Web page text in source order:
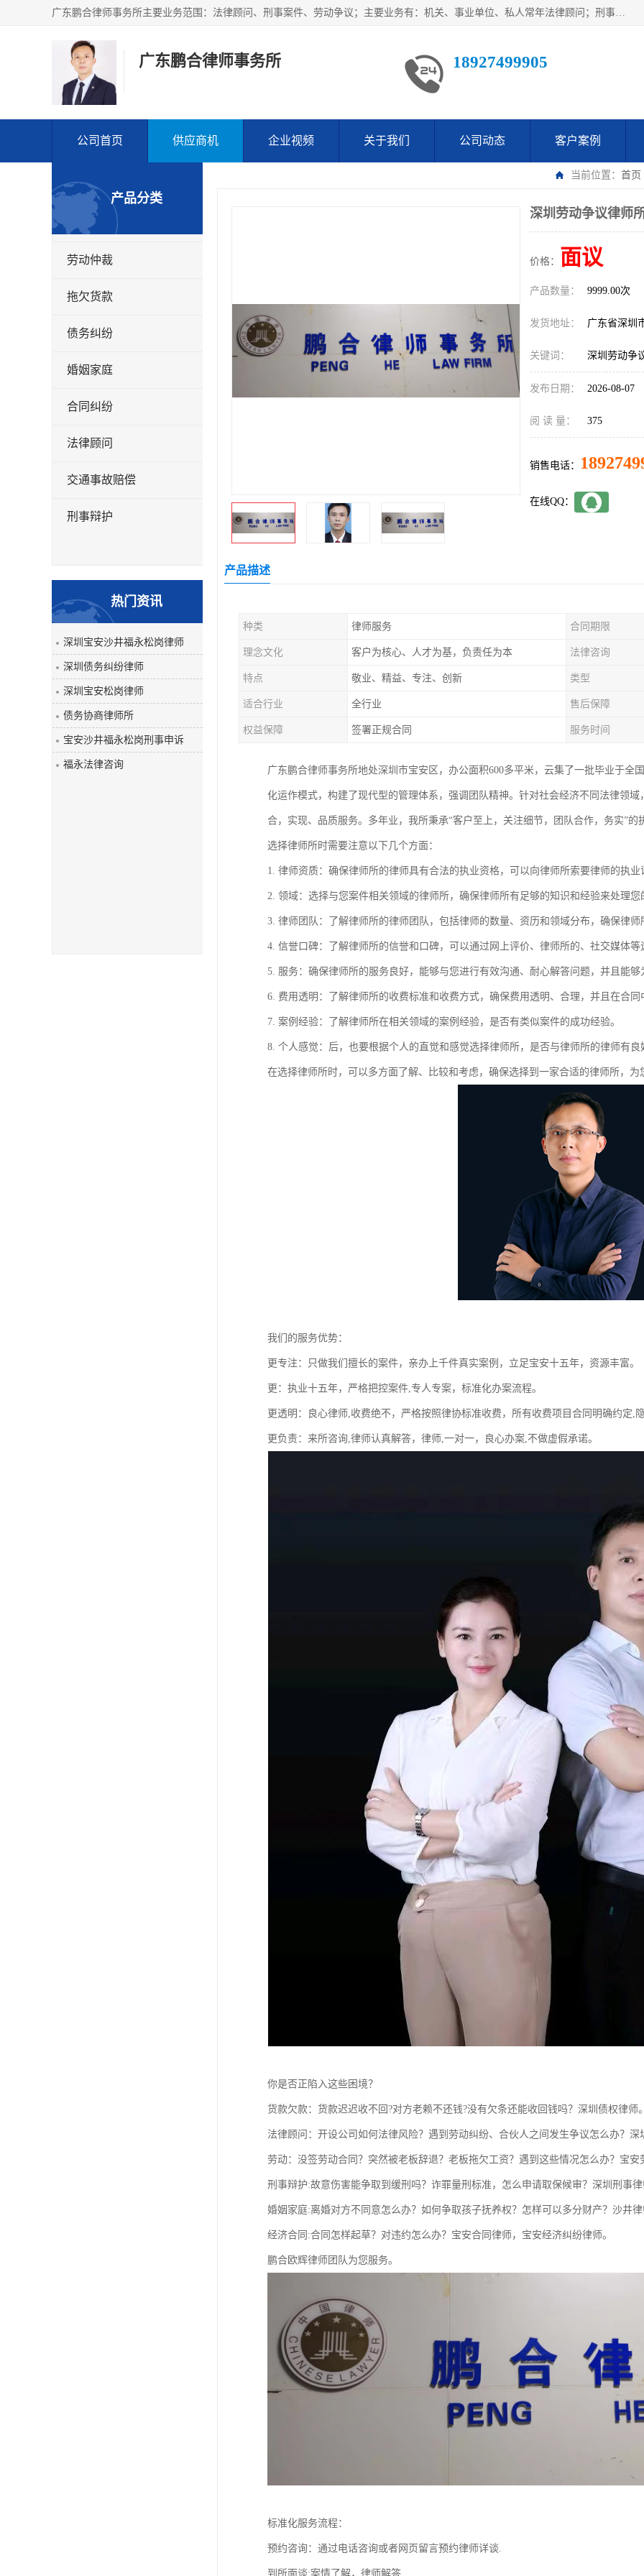
广东鹏合律师事务所主要业务范围：法律顾问、刑事案件、劳动争议；主要业务有：机关、事业单位、私人常年法律顾问；刑事案件辩护、案件代理、犯罪辩护、取保候审等法律事务；以及劳动合同、工伤、工资、辞退、开除等劳动法律事务；多年来，欧辉律师团队一直秉承“以信为本，以法为业”的执业理念，用自己的专业所长为当事人提供优质法律服务，深得当事人的一致好评及信赖。
广东鹏合律师事务所 18927499905
公司首页 供应商机 企业视频 关于我们 公司动态 客户案例
当前位置： 首页
产品分类
劳动仲裁
拖欠货款
债务纠纷
婚姻家庭
合同纠纷
法律顾问
交通事故赔偿
刑事辩护
热门资讯
深圳宝安沙井福永松岗律师
深圳债务纠纷律师
深圳宝安松岗律师
债务协商律师所
宝安沙井福永松岗刑事申诉
福永法律咨询
深圳劳动争议律师
价格： 面议
产品数量： 9999.00次
发货地址： 广东省深圳
关键词： 深圳劳动争
发布日期： 2026-08-07
阅 读 量： 375
销售电话：
在线QQ：
产品描述
种类 律师服务 合同期限
理念文化 客户为核心、人才为基，负责任为本 法律咨询
特点 敬业、精益、专注、创新 类型
适合行业 全行业 售后保障
权益保障 签署正规合同 服务时间
广东鹏合律师事务所地处深圳市宝安区，办公面积600多平米，云集了一批毕业于全
化运作模式，构建了现代型的管理体系，强调团队精神。针对社会经济不同法律领
合，实现、品质服务。多年业，我所秉承“客户至上，关注细节，团队合作，务实”
选择律师所时需要注意以下几个方面：
1. 律师资质：确保律师所的律师具有合法的执业资格，可以向律师所索要律师的执
2. 领域：选择与您案件相关领域的律师所，确保律师所有足够的知识和经验来处理您
3. 律师团队：了解律师所的律师团队，包括律师的数量、资历和领域分布，确保律
4. 信誉口碑：了解律师所的信誉和口碑，可以通过网上评价、律师所的、社交媒体
5. 服务：确保律师所的服务良好，能够与您进行有效沟通、耐心解答问题，并且能
6. 费用透明：了解律师所的收费标准和收费方式，确保费用透明、合理，并且在合同
7. 案例经验：了解律师所在相关领域的案例经验，是否有类似案件的成功经验。
8. 个人感觉：后，也要根据个人的直觉和感觉选择律师所，是否与律师所的律师有
在选择律师所时，可以多方面了解、比较和考虑，确保选择到一家合适的律师所，为
我们的服务优势：
更专注：只做我们擅长的案件，亲办上千件真实案例，立足宝安十五年，资源丰富。
更：执业十五年，严格把控案件,专人专案，标准化办案流程。
更透明：良心律师,收费绝不，严格按照律协标准收费，所有收费项目合同明确约定,
更负责：来所咨询,律师认真解答，律师,一对一，良心办案,不做虚假承诺。
你是否正陷入这些困境？
货款欠款：货款迟迟收不回?对方老赖不还钱?没有欠条还能收回钱吗？深圳债权律师
法律顾问：开设公司如何法律风险？遇到劳动纠纷、合伙人之间发生争议怎么办？深
劳动：没签劳动合同？突然被老板辞退？老板拖欠工资？遇到这些情况怎么办？宝安
刑事辩护:故意伤害能争取到缓刑吗？诈罪量刑标准，怎么申请取保候审？深圳刑事
婚姻家庭:离婚对方不同意怎么办？如何争取孩子抚养权？怎样可以多分财产？沙井
经济合同:合同怎样起草？对违约怎么办？宝安合同律师，宝安经济纠纷律师。
鹏合欧辉律师团队为您服务。
标准化服务流程：
预约咨询：通过电话咨询或者网页留言预约律师详谈.
到所面谈:案情了解，律师解答.